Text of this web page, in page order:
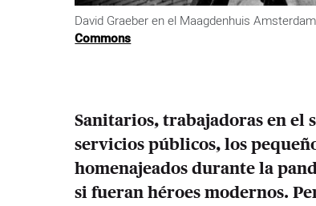
David Graeber en el Maagdenhuis
Commons
Sanitarios, trabajadoras en el
servicios públicos, los
homenajeados durante la
si fueran héroes modernos.